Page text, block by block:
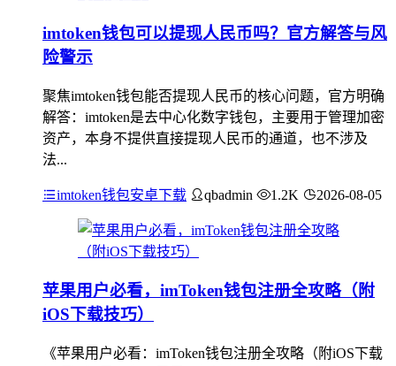
imtoken钱包可以提现人民币吗？官方解答与风
险警示
聚焦imtoken钱包能否提现人民币的核心问题，官方明确
解答：imtoken是去中心化数字钱包，主要用于管理加密
资产，本身不提供直接提现人民币的通道，也不涉及
法...
imtoken钱包安卓下载 qbadmin 1.2K 2026-08-05
苹果用户必看，imToken钱包注册全攻略（附
iOS下载技巧）
《苹果用户必看：imToken钱包注册全攻略（附iOS下载